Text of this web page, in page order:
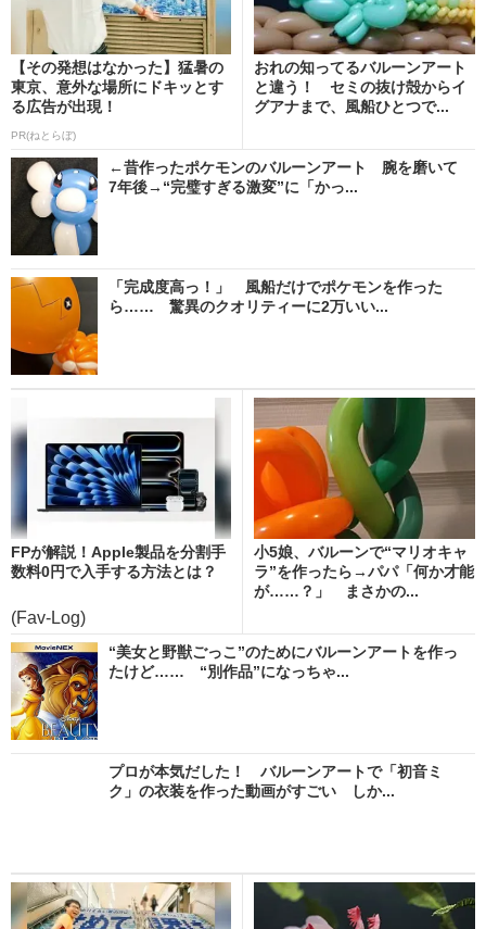
【その発想はなかった】猛暑の
東京、意外な場所にドキッとす
る広告が出現！
PR(ねとらぼ)
おれの知ってるバルーンアート
と違う！ セミの抜け殻からイ
グアナまで、風船ひとつで...
←昔作ったポケモンのバルーンアート 腕を磨いて
7年後→“完璧すぎる激変”に「かっ...
「完成度高っ！」 風船だけでポケモンを作った
ら…… 驚異のクオリティーに2万いい...
FPが解説！Apple製品を分割手
数料0円で入手する方法とは？
(Fav-Log)
小5娘、バルーンで“マリオキャ
ラ”を作ったら→パパ「何か才能
が……？」 まさかの...
“美女と野獣ごっこ”のためにバルーンアートを作っ
たけど…… “別作品”になっちゃ...
プロが本気だした！ バルーンアートで「初音ミ
ク」の衣装を作った動画がすごい しか...